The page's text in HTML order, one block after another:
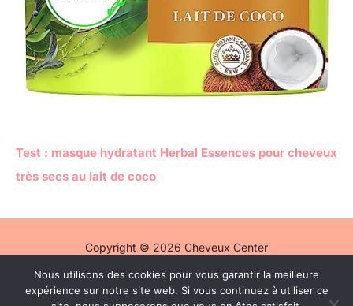
Test : masque hydratant Herbal Essences pour cheveux
très secs au lait de coco
Copyright © 2026 Cheveux Center
Politique de confidentialité
Mentions légales
Nous utilisons des cookies pour vous garantir la meilleure
expérience sur notre site web. Si vous continuez à utiliser ce